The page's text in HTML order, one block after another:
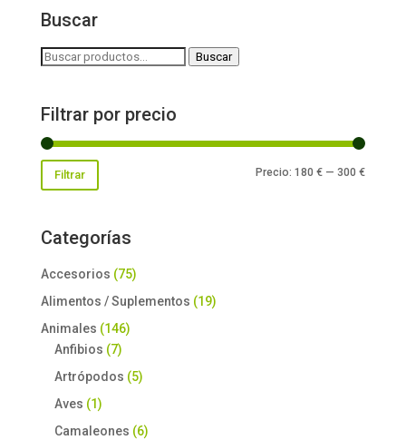
Buscar
Buscar
Buscar
Filtrar por precio
Precio
Precio
Filtrar Precio:180 € — 300 €
Categorías
Accesorios (75)
Alimentos / Suplementos (19)
Animales (146)
Anfibios (7)
Artrópodos (5)
Aves (1)
Camaleones (6)